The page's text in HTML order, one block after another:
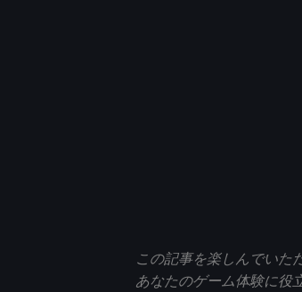
この記事を楽しんでいた
あなたのゲーム体験に役